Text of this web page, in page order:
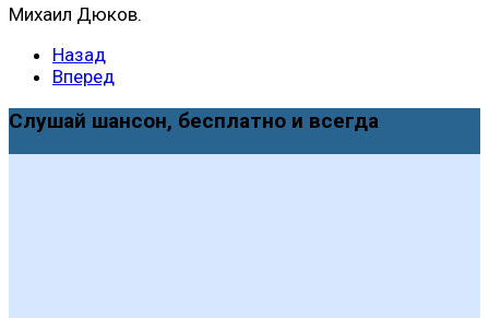
Михаил Дюков.
Назад
Вперед
Слушай шансон, бесплатно и всегда